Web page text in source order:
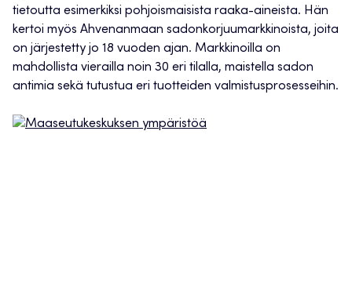
tietoutta esimerkiksi pohjoismaisista raaka-aineista. Hän
kertoi myös Ahvenanmaan sadonkorjuumarkkinoista, joita
on järjestetty jo 18 vuoden ajan. Markkinoilla on
mahdollista vierailla noin 30 eri tilalla, maistella sadon
antimia sekä tutustua eri tuotteiden valmistusprosesseihin.